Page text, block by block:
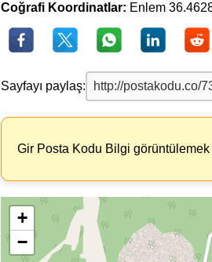
Coğrafi Koordinatlar: Enlem
Sayfayı paylaş:
Gir Posta Kodu Bilgi görüntülemek
+
−